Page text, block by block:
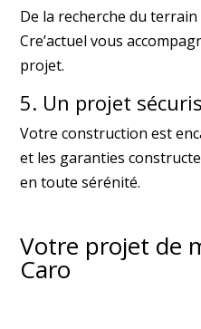
De la recherche du terrain
Cre’actuel vous
projet.
5. Un projet
Votre construction est
et les garanties
en toute sérénité.
Votre projet de
Caro